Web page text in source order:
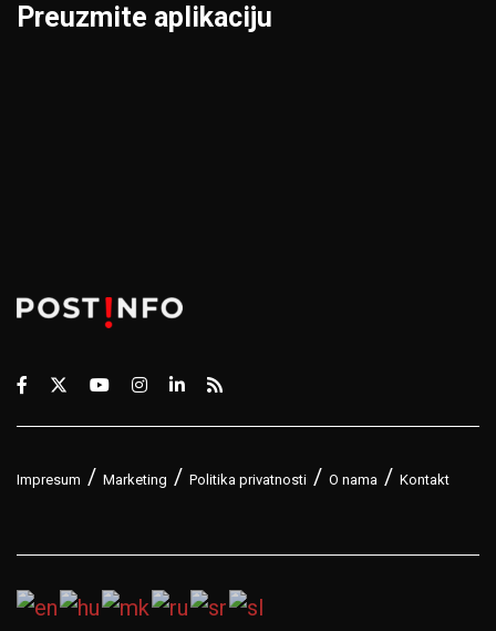
Preuzmite aplikaciju
Impresum Marketing Politika privatnosti O nama Kontakt